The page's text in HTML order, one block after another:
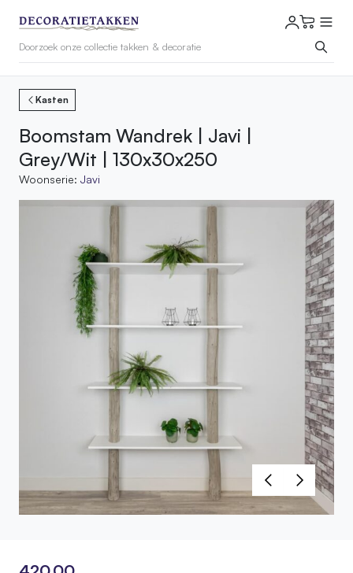
Kasten
Boomstam Wandrek | Javi |
Grey/Wit | 130x30x250
Woonserie: Javi